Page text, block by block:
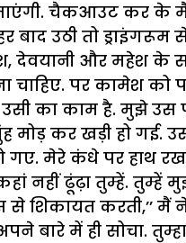
चैकआउट कर के
बाद उठी तो
देवयानी और महेश
पर कामेश
का काम है. मुझे
कर खड़ी हो गई.
कंधे पर हाथ रख
नहीं ढूंढ़ा तुम्हें. तुम्हें
शिकायत करती,’’
बारे में ही सोचा.